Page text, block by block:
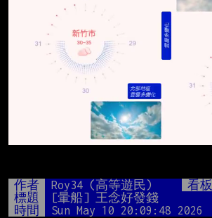
作者 Roy34 (高等遊民) 看板
標題
[暈船] 王念好發錢
時間
Sun May 10 20:09:48 2026